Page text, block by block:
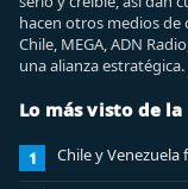
hacen otros medios de
Chile, MEGA, ADN
una alianza estratégica.
Lo más visto de la
1 Chile y